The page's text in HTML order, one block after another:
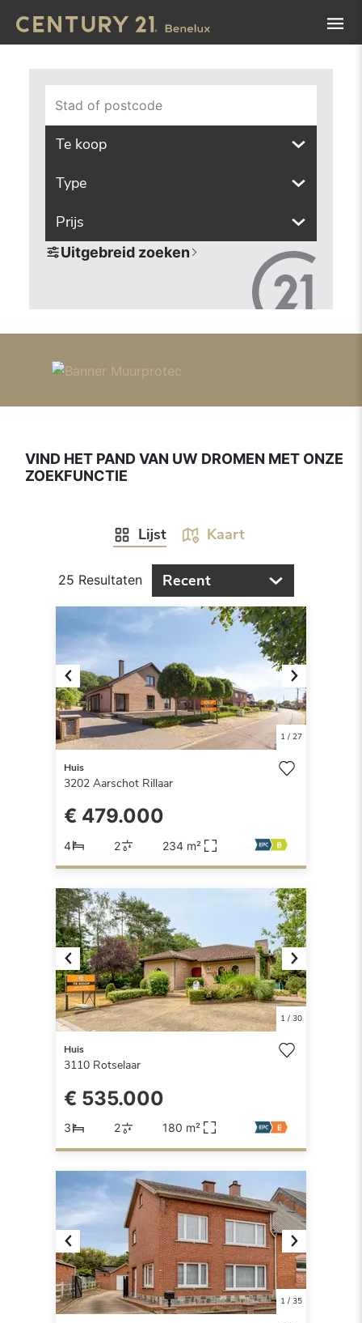
Stad of postcode
Te koop
Type
Prijs
Uitgebreid zoeken
VIND HET PAND VAN UW DROMEN MET ONZE
ZOEKFUNCTIE
Lijst Kaart
25 Resultaten Recent
Previous Next
1/ 27
Huis
3202 Aarschot Rillaar
€ 479.000
4 2 234 m²
Previous Next
1/ 30
Huis
3110 Rotselaar
€ 535.000
3 2 180 m²
Previous Next
1/ 35